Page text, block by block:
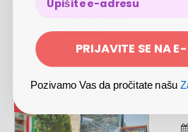
19947 RSD
16192 RSD
PRIJAVITE SE NA
Pozivamo Vas da pročitate našu